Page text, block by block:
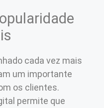
cada vez mais
um importante
os clientes.
permite que